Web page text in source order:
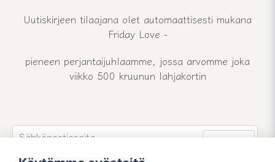
Uutiskirjeen tilaajana olet automaattisesti mukana
Friday Love -
pieneen perjantaijuhlaamme, jossa arvomme joka
viikko 500 kruunun lahjakortin
email
Sähköpostiosoite